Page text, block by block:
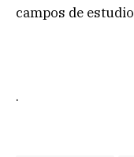
campos de
.